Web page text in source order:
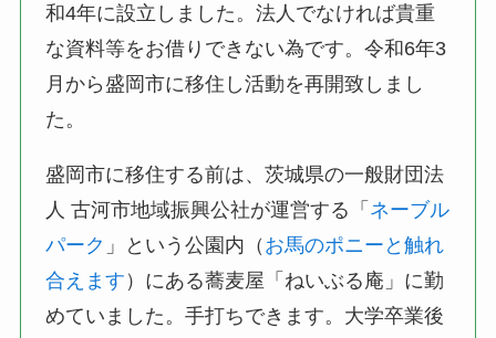
和4年に設立しました。法人でなければ貴重
な資料等をお借りできない為です。令和6年3
月から盛岡市に移住し活動を再開致しまし
た。
盛岡市に移住する前は、茨城県の一般財団法
人 古河市地域振興公社が運営する「 ネーブル
パーク 」という公園内（ お馬のポニーと触れ
合えます ）にある蕎麦屋「ねいぶる庵」に勤
めていました。手打ちできます。大学卒業後